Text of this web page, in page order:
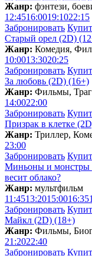
Жанр: фэнтези,
12:4516:0019:1022:15
Забронировать
Старый орел (2D)
Жанр: Комедия,
10:0013:3020:25
Забронировать
За любовь (2D) (16+)
Жанр: Фильмы,
14:0022:00
Забронировать
Призрак в клетке
Жанр: Триллер,
23:00
Забронировать
Миньоны и монстры
весит облако?
Жанр: мультфильм
11:4513:2015:0016:35
Забронировать
Майкл (2D) (18+)
Жанр: Фильмы,
21:2022:40
Забронировать